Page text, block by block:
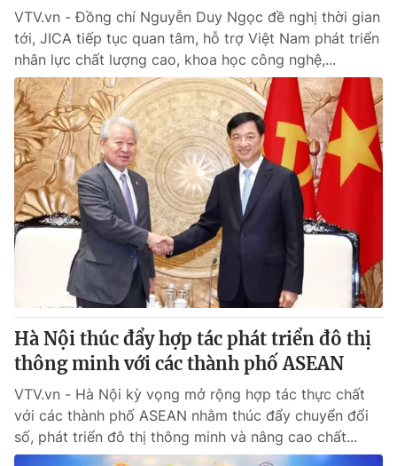
Hậu trường
Nhân vật
Khán giả
Giải sao mai
Điện ảnh
Âm nhạc
Sao
Đời sống
Du lịch
Làm đẹp
Chất lượng cuộc sống
Giáo dục
Tuyển sinh
Học trực tuyến
Công nghệ
Hitech Công nghệ tương lai
Sản phẩm
Thị trường
Giao lưu trực tuyến
Lịch phát sóng
Chuyên mục khác
Emagazine Podcast
Photo Infographic
Video Shorts video
VTV.vn - Đồng chí Nguyễn Duy Ngọc đề nghị thời gian
tới, JICA tiếp tục quan tâm, hỗ trợ Việt Nam phát triển
nhân lực chất lượng cao, khoa học công nghệ,...
Hà Nội thúc đẩy hợp tác phát triển đô thị
thông minh với các thành phố ASEAN
VTV.vn - Hà Nội kỳ vọng mở rộng hợp tác thực chất
với các thành phố ASEAN nhằm thúc đẩy chuyển đổi
số, phát triển đô thị thông minh và nâng cao chất...